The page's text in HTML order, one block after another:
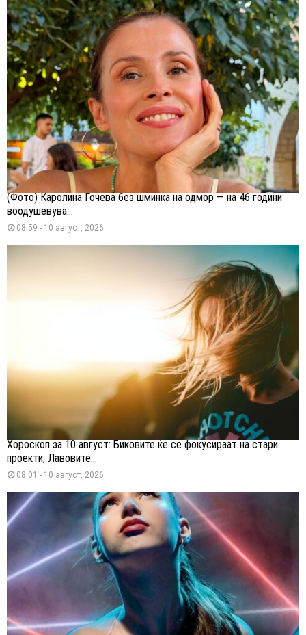
(Фото) Каролина Гочева без шминка на одмор — на 46 години
воодушевува...
08:59 - 10 август, 2026
Хороскоп за 10 август: Биковите ќе се фокусираат на стари
проекти, Лавовите...
08:01 - 10 август, 2026